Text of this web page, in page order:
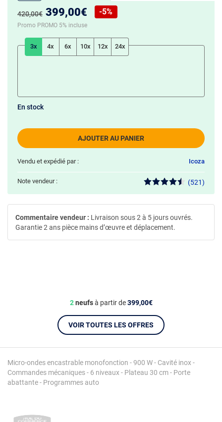
Micro-ondes encastrable monofonction - 900 W - Cavité inox -
Commandes mécaniques - 6 niveaux - Plateau 30 cm - Porte
abattante - Programmes auto
Ancien prix :
420,00€ Nouveau prix :
399,00€
Réduction de :
-5%
Promo PROMO 5% incluse
3x 4x 6x 10x 12x 24x
AJOUTER AU PANIER
En stock
Vendu et expédié par : Icoza
Note vendeur : (521)
2neufsà partir de399,00€
VOIR TOUTES LES OFFRES
Commentaire vendeur : Livraison sous 2 à 5 jours ouvrés.
Garantie 2 ans pièce mains d’œuvre et déplacement.